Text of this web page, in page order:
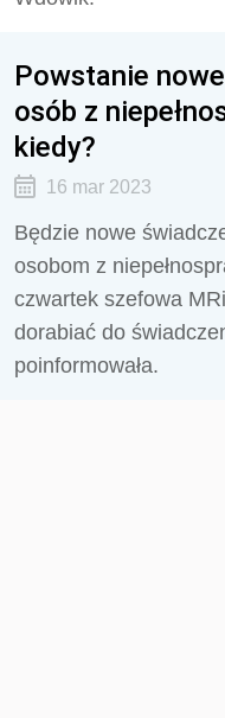
Powstanie
osób z
kiedy?
16 mar 2023
Będzie nowe
osobom z
czwartek szefowa
dorabiać do
poinformowała.